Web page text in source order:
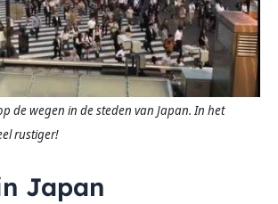
de wegen in de steden van Japan. In het
rustiger!
Japan